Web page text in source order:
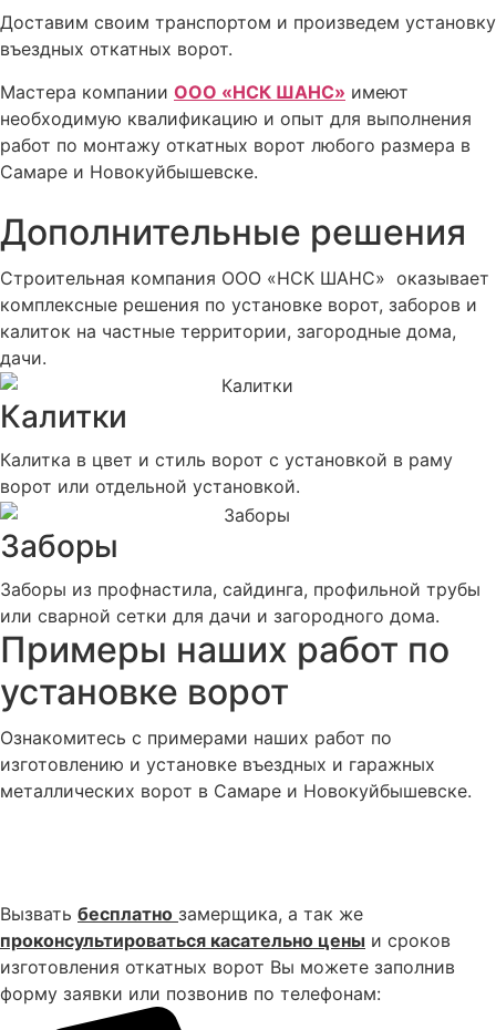
Доставим своим транспортом и произведем установку
въездных откатных ворот.
Мастера компании ООО «НСК ШАНС» имеют
необходимую квалификацию и опыт для выполнения
работ по монтажу откатных ворот любого размера в
Самаре и Новокуйбышевске.
Дополнительные решения
Строительная компания ООО «НСК ШАНС» оказывает
комплексные решения по установке ворот, заборов и
калиток на частные территории, загородные дома,
дачи.
Калитки
Калитка в цвет и стиль ворот с установкой в раму
ворот или отдельной установкой.
Заборы
Заборы из профнастила, сайдинга, профильной трубы
или сварной сетки для дачи и загородного дома.
Примеры наших работ по
установке ворот
Ознакомитесь с примерами наших работ по
изготовлению и установке въездных и гаражных
металлических ворот в Самаре и Новокуйбышевске.
Вызвать бесплатно замерщика, а так же
проконсультироваться касательно цены и сроков
изготовления откатных ворот Вы можете заполнив
форму заявки или позвонив по телефонам: